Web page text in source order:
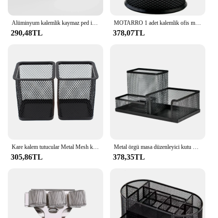
Alüminyum kalemlik kaymaz ped ile kalem tıraş jilet diş fırçası banyo Organizador escrimasa düzenleyici bürosu
290,48TL
MOTARRO 1 adet kalemlik ofis masası Metal örgü kare yuvarlak kalem Pot kupası vaka konteyner ajanda dayanıklı kalem kutusu
378,07TL
Kare kalem tutucular Metal Mesh kalem tutucular kalem kupası Marker tutucu makyaj fırçası sahipleri kırtasiye Caddy ofis masa düzenleyici
305,86TL
Metal örgü masa düzenleyici kutu masaüstü ofis organizatör depolama tutucu masaüstü kalem çeşitli eşyalar rozet kutusu kırtasiye malzemeleri
378,35TL